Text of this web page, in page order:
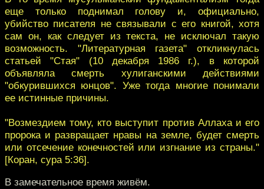
еще только поднимал голову и, официально,
убийство писателя не связывали с его книгой, хотя
сам он, как следует из текста, не исключал такую
возможность. "Литературная газета" откликнулась
статьей "Стая" (10 декабря 1986 г.), в которой
объявляла смерть хулиганскими действиями
"обкурившихся юнцов". Уже тогда многие понимали
ее истинные причины.
"Возмездием тому, кто выступит против Аллаха и его
пророка и развращает нравы на земле, будет смерть
или отсечение конечностей или изгнание из страны."
[Коран, сура 5:36].
В замечательное время живём.